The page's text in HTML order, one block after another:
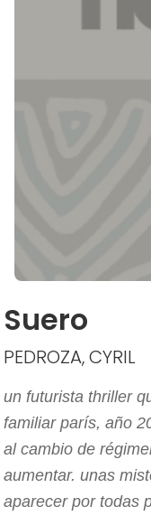
Suero
PEDROZA, CYRIL
un futurista thriller
familiar parís, año
al cambio de
aumentar. unas
aparecer por todas